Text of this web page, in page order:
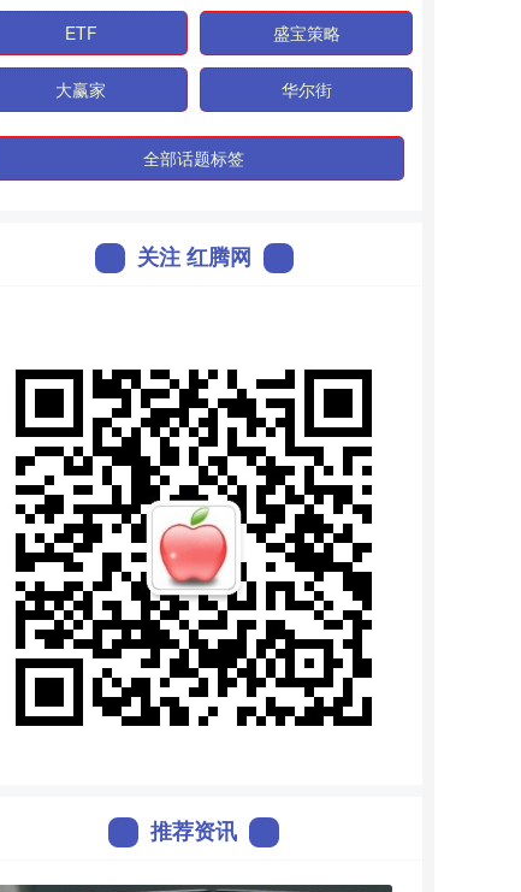
ETF 盛宝策略
大赢家 华尔街
全部话题标签
关注 红腾网
推荐资讯